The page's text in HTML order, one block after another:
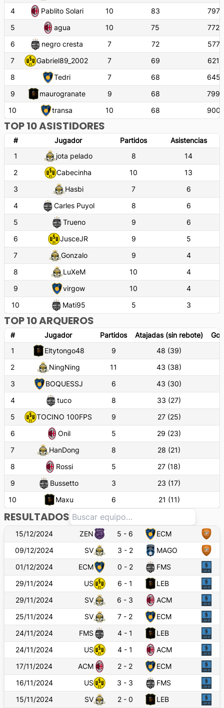
4
Pablito Solari 10 83
797'
5
agua 10 75
772'
6
negro cresta 7 72
577'
7
Gabriel89_2002 7 69
621'
8
Tedri 7 68
645'
9
maurogranate 9 68
799'
10
transa 10 68 900'
TOP 10 ASISTIDORES
# Jugador Partidos
Asistencias
1
jota pelado 8
14
2
Cabecinha 10
13
3
Hasbi 7
6
4
Carles Puyol 8
6
5
Trueno 9
6
6
JusceJR 9
5
7
Gonzalo 9
4
8
LuXeM 10
4
9
virgow 10
4
10
Mati95 5 3
TOP 10 ARQUEROS
# Jugador Partidos Atajadas (sin rebote)
1
Eltytongo48 9 48 (39)
2
NingNing 11 43 (38)
3
BOQUESSJ 6 43 (30)
4
tuco 8 33 (27)
5
TOCINO 100FPS 9 27(25)
6
Onil 5 29 (23)
7
HanDong 8 28 (21)
8
Rossi 5 27 (18)
9
Bussetto 3 23 (17)
10
Maxu 6 21 (11)
RESULTADOS
15/12/2024 ZEN 5 - 6
ECM
09/12/2024
SV 3 - 2
MAGO
01/12/2024
ECM 0 - 2
FMS
29/11/2024
US 6 - 1
LEB
29/11/2024
SV 6 - 3
ACM
25/11/2024
SV 7 - 2
ECM
24/11/2024
FMS 4 - 1
LEB
24/11/2024
US 4 - 1
ACM
17/11/2024
ACM 2 - 2
ECM
16/11/2024
US 3 - 3
FMS
15/11/2024
SV 2- 0 LEB